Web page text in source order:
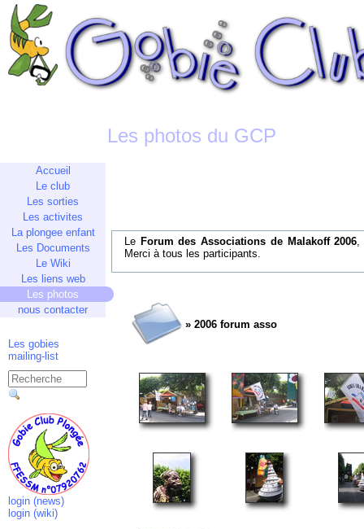
Les photos du GCP
Accueil
Le club
Les sorties
Les activites
La plongee enfant
Les Documents
Le Wiki
Les liens web
Les photos
nous contacter
Les gobies
mailing-list
login (news)
login (wiki)
Le Forum des Associations de Malakoff 2006,
Merci à tous les participants.
» 2006 forum asso